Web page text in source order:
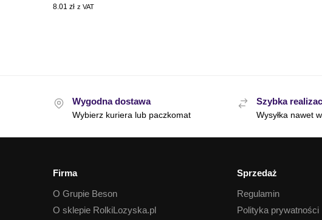
8.01 zł z VAT
Wygodna dostawa
Wybierz kuriera lub paczkomat
Szybka
Wysyłka nawet
Firma
O Grupie Beson
O sklepie RolkiLozyska.pl
Sprzedaż
Regulamin
Polityka prywatności